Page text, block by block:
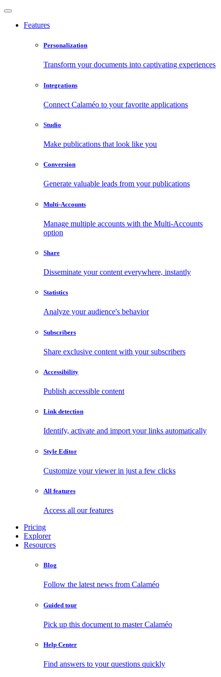
Features
Personalization
Transform your documents into captivating experiences
Integrations
Connect Calaméo to your favorite applications
Studio
Make publications that look like you
Conversion
Generate valuable leads from your publications
Multi-Accounts
Manage multiple accounts with the Multi-Accounts
option
Share
Disseminate your content everywhere, instantly
Statistics
Analyze your audience's behavior
Subscribers
Share exclusive content with your subscribers
Accessibility
Publish accessible content
Link detection
Identify, activate and import your links automatically
Style Editor
Customize your viewer in just a few clicks
All features
Access all our features
Pricing
Explorer
Resources
Blog
Follow the latest news from Calaméo
Guided tour
Pick up this document to master Calaméo
Help Center
Find answers to your questions quickly